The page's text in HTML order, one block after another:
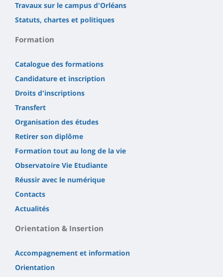
Travaux sur le campus d'Orléans
Statuts, chartes et politiques
Formation
Catalogue des formations
Candidature et inscription
Droits d'inscriptions
Transfert
Organisation des études
Retirer son diplôme
Formation tout au long de la vie
Observatoire Vie Etudiante
Réussir avec le numérique
Contacts
Actualités
Orientation & Insertion
Accompagnement et information
Orientation